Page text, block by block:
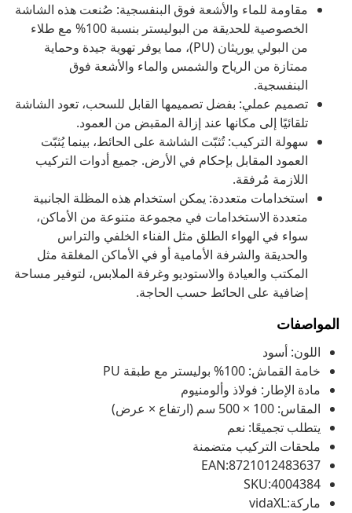
مقاومة للماء والأشعة فوق البنفسجية: صُنعت هذه الشاشة
الخصوصية للحديقة من البوليستر بنسبة 100% مع طلاء
من البولي يوريثان (PU)، مما يوفر تهوية جيدة وحماية
ممتازة من الرياح والشمس والماء والأشعة فوق
البنفسجية.
تصميم عملي: بفضل تصميمها القابل للسحب، تعود الشاشة
تلقائيًا إلى مكانها عند إزالة المقبض من العمود.
سهولة التركيب: تُثبّت الشاشة على الحائط، بينما يُثبّت
العمود المقابل بإحكام في الأرض. جميع أدوات التركيب
اللازمة مُرفقة.
استخدامات متعددة: يمكن استخدام هذه المظلة الجانبية
متعددة الاستخدامات في مجموعة متنوعة من الأماكن،
سواء في الهواء الطلق مثل الفناء الخلفي والتراس
والحديقة والشرفة الأمامية أو في الأماكن المغلقة مثل
المكتب والعيادة والاستوديو وغرفة الملابس، لتوفير مساحة
إضافية على الحائط حسب الحاجة.
المواصفات
اللون: أسود
خامة القماش: 100% بوليستر مع طبقة PU
مادة الإطار: فولاذ وألومنيوم
المقاس: 100 × 500 سم (ارتفاع × عرض)
يتطلب تجميعًا: نعم
ملحقات التركيب متضمنة
EAN:8721012483637
SKU:4004384
ماركة:vidaXL